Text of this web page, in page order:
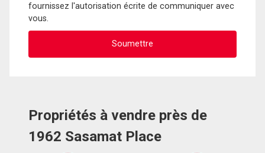
fournissez l'autorisation écrite de communiquer avec
vous.
Propriétés à vendre près de
1962 Sasamat Place